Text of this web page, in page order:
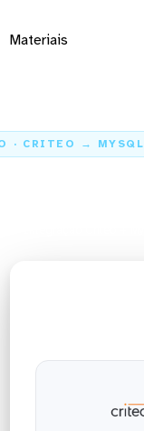
Materiais
· CRITEO → MYSQL